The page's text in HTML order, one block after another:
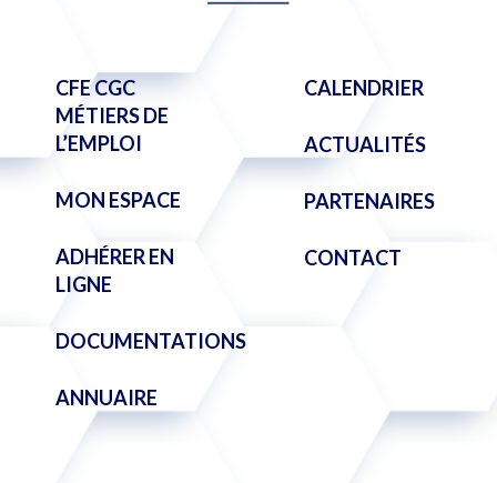
CFE CGC
MÉTIERS DE
L’EMPLOI
MON ESPACE
ADHÉRER EN
LIGNE
DOCUMENTATIONS
ANNUAIRE
CALENDRIER
ACTUALITÉS
PARTENAIRES
CONTACT